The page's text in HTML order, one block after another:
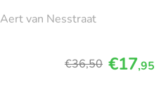
van Nesstraat
€36,50 €17,95